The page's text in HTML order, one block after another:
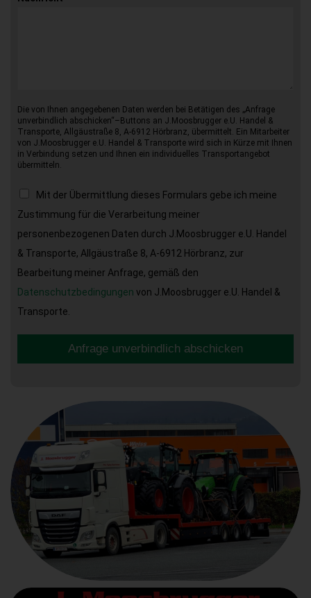
Die von Ihnen angegebenen Daten werden bei Betätigen des „Anfrage
unverbindlich abschicken“–Buttons an J.Moosbrugger e.U. Handel &
Transporte, Allgäustraße 8, A-6912 Hörbranz, übermittelt. Ein Mitarbeiter
von J.Moosbrugger e.U. Handel & Transporte wird sich in Kürze mit Ihnen
in Verbindung setzen und Ihnen ein individuelles Transportangebot
übermitteln.
Mit der Übermittlung dieses Formulars gebe ich meine
Zustimmung für die Verarbeitung meiner
personenbezogenen Daten durch J.Moosbrugger e.U. Handel
& Transporte, Allgäustraße 8, A-6912 Hörbranz, zur
Bearbeitung meiner Anfrage, gemäß den
Datenschutzbedingungen von J.Moosbrugger e.U. Handel &
Transporte.
Anfrage unverbindlich abschicken